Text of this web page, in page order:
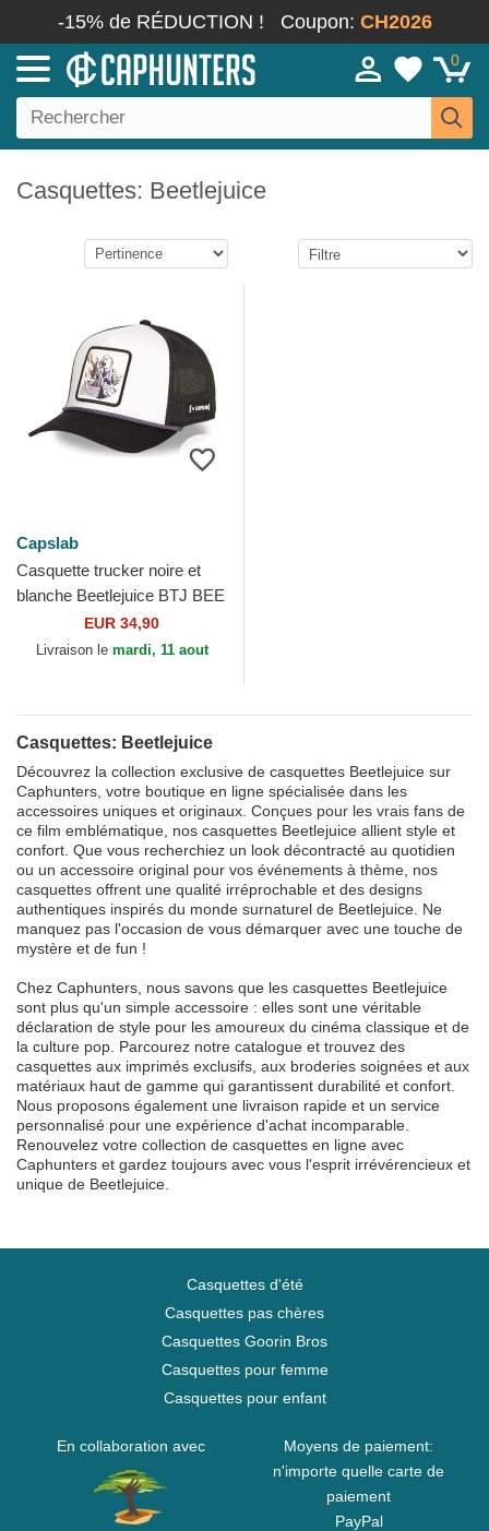
-15% de RÉDUCTION ! Coupon: CH2026
0
Casquettes: Beetlejuice
Capslab
Casquette trucker noire et
blanche Beetlejuice BTJ BEE
Beetlejuice Capslab
EUR 34,90
Livraison le mardi, 11 aout
Casquettes: Beetlejuice
Découvrez la collection exclusive de casquettes Beetlejuice sur
Caphunters, votre boutique en ligne spécialisée dans les
accessoires uniques et originaux. Conçues pour les vrais fans de
ce film emblématique, nos casquettes Beetlejuice allient style et
confort. Que vous recherchiez un look décontracté au quotidien
ou un accessoire original pour vos événements à thème, nos
casquettes offrent une qualité irréprochable et des designs
authentiques inspirés du monde surnaturel de Beetlejuice. Ne
manquez pas l'occasion de vous démarquer avec une touche de
mystère et de fun !
Chez Caphunters, nous savons que les casquettes Beetlejuice
sont plus qu'un simple accessoire : elles sont une véritable
déclaration de style pour les amoureux du cinéma classique et de
la culture pop. Parcourez notre catalogue et trouvez des
casquettes aux imprimés exclusifs, aux broderies soignées et aux
matériaux haut de gamme qui garantissent durabilité et confort.
Nous proposons également une livraison rapide et un service
personnalisé pour une expérience d'achat incomparable.
Renouvelez votre collection de casquettes en ligne avec
Caphunters et gardez toujours avec vous l'esprit irrévérencieux et
unique de Beetlejuice.
Casquettes d'été
Casquettes pas chères
Casquettes Goorin Bros
Casquettes pour femme
Casquettes pour enfant
En collaboration avec
Moyens de paiement:
n'importe quelle carte de
paiement
PayPal